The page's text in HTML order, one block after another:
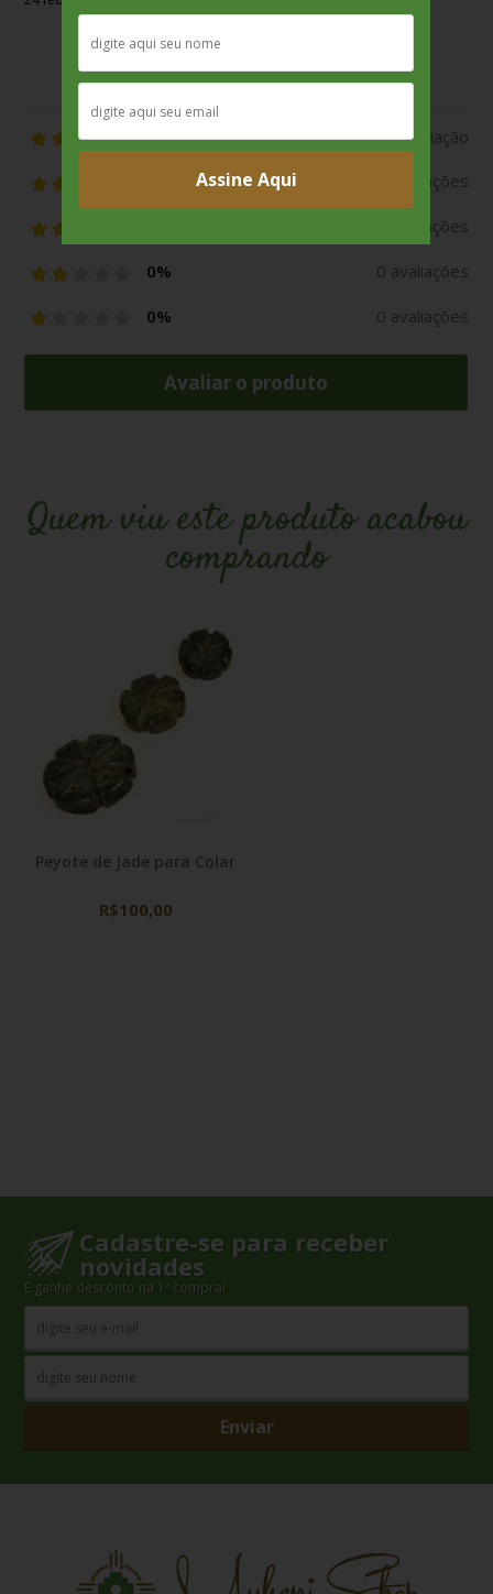
Média de avaliações
100% 1 avaliação
0 avaliações
0 avaliações
0% 0 avaliações
0% 0 avaliações
Avaliar o produto
Quem viu este produto acabou
comprando
Peyote de Jade para Colar
R$100,00
Cadastre-se para receber
novidades
E ganhe desconto na 1ª compra!
Enviar
Assine Aqui